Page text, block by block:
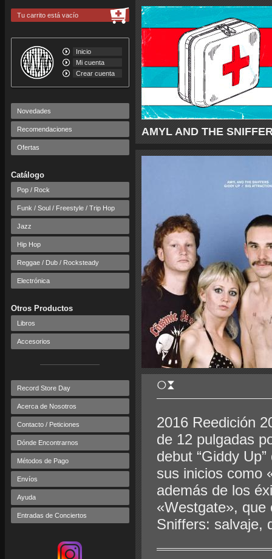
AMYL AND THE
Tu carrito está vacío
Inicio
Mi cuenta
Crear cuenta
Novedades
Recomendaciones
Ofertas
Catálogo
Pop / Rock
Funk / Soul / Freestyle / Trip Hop
Jazz
Hip Hop
Reggae / Dub / Rocksteady
Electrónica
Otros Productos
Libros
Accesorios
Record Store Day
Acerca de Nosotros
Contacto / Peticiones
Dónde Encontrarnos
Métodos de Pago
Envíos
Ayuda
Entradas de Conciertos
2016 Reedición
de 12 pulgadas
debut “Giddy
sus inicios como
además de los
«Westgate», que
Sniffers: salvaje,